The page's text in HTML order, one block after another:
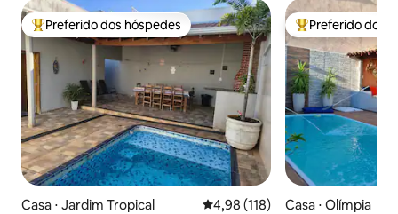
Entre os melhores preferidos dos hóspedes
Preferido dos hóspedes
Casa ⋅ Jardim Tropical 4,98 de uma avaliação média de
4,98 (118)
Entre os
Preferido dos
Casa ⋅ Olímpia